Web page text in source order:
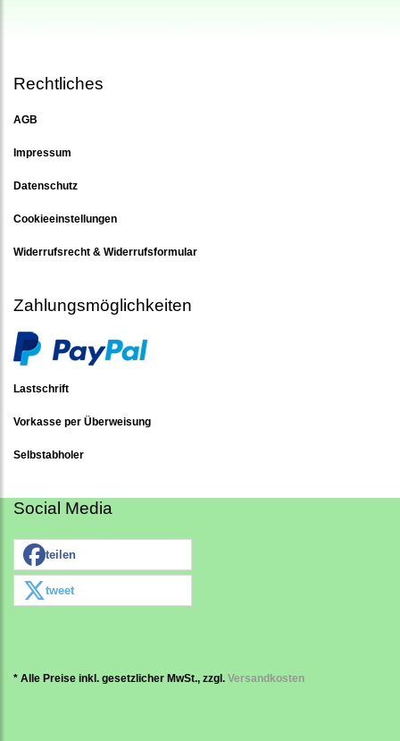
Rechtliches
AGB
Impressum
Datenschutz
Cookieeinstellungen
Widerrufsrecht & Widerrufsformular
Zahlungsmöglichkeiten
Lastschrift
Vorkasse per Überweisung
Selbstabholer
Social Media
teilen
tweet
* Alle Preise inkl. gesetzlicher MwSt., zzgl. Versandkosten